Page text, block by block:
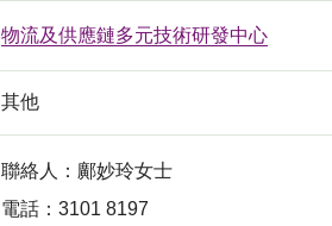
物流及供應鏈多元技術研發中心
其他
聯絡人：鄺妙玲女士
電話：3101 8197